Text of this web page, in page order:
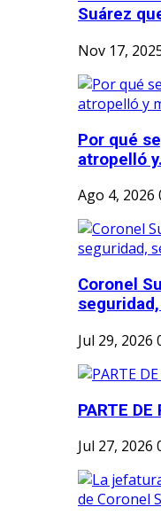
Suárez
Nov 17,
Por qué
atropelló
Ago 4, 2026
Coronel
Jul 29, 2026
PARTE DE
Jul 27, 2026